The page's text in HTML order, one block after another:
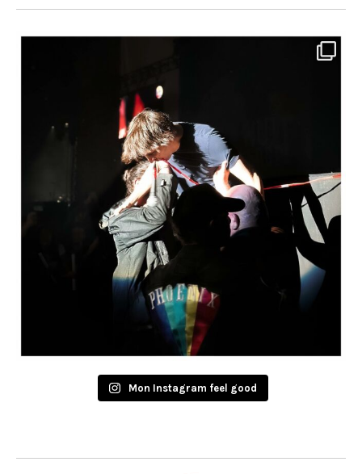
Mon Instagram feel good